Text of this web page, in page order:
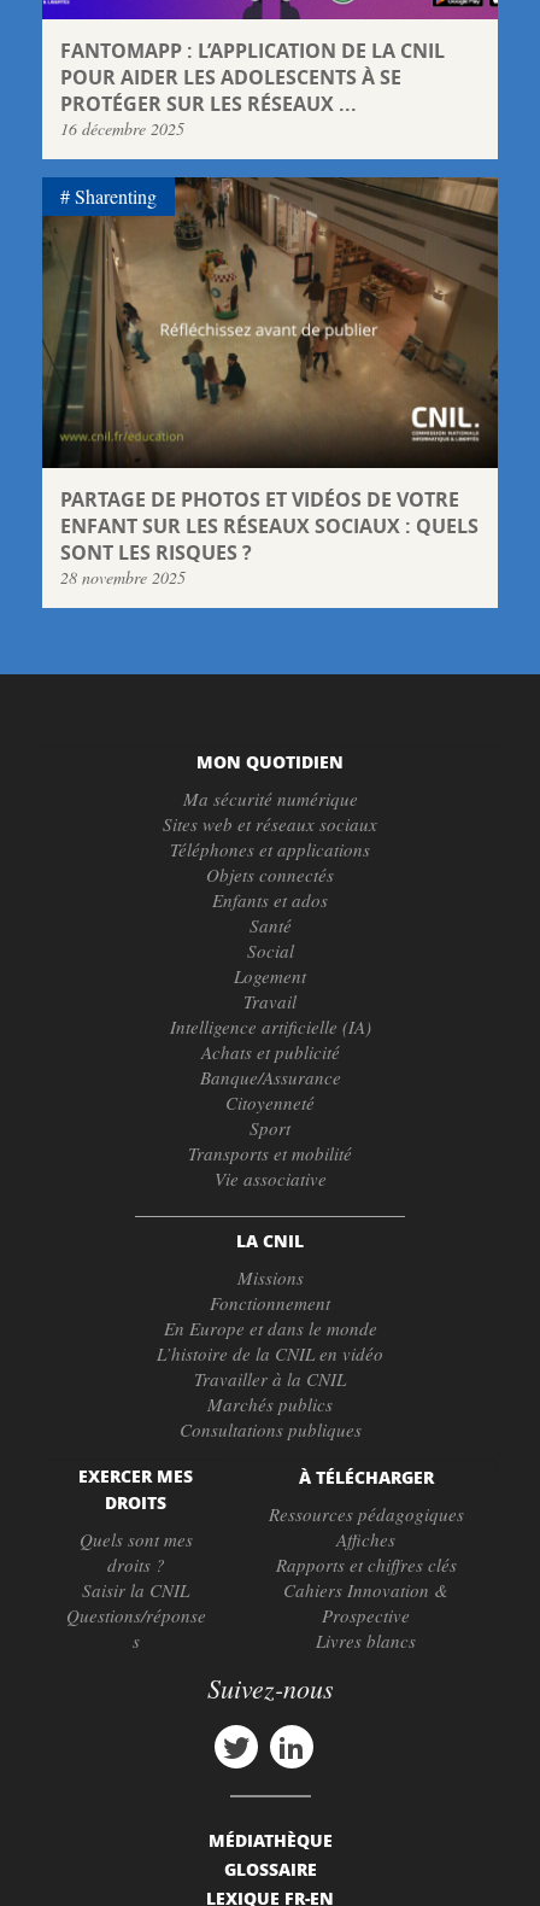
FANTOMAPP : L’APPLICATION DE LA CNIL
POUR AIDER LES ADOLESCENTS À SE
PROTÉGER SUR LES RÉSEAUX ...
16 décembre 2025
PARTAGE DE PHOTOS ET VIDÉOS DE VOTRE
ENFANT SUR LES RÉSEAUX SOCIAUX : QUELS
SONT LES RISQUES ?
28 novembre 2025
Sharenting
MON QUOTIDIEN
Ma sécurité numérique
Sites web et réseaux sociaux
Téléphones et applications
Objets connectés
Enfants et ados
Santé
Social
Logement
Travail
Intelligence artificielle (IA)
Achats et publicité
Banque/Assurance
Citoyenneté
Sport
Transports et mobilité
Vie associative
LA CNIL
Missions
Fonctionnement
En Europe et dans le monde
L’histoire de la CNIL en vidéo
Travailler à la CNIL
Marchés publics
Consultations publiques
EXERCER MES
DROITS
Quels sont mes
droits ?
Saisir la CNIL
Questions/réponse
s
À TÉLÉCHARGER
Ressources pédagogiques
Affiches
Rapports et chiffres clés
Cahiers Innovation &
Prospective
Livres blancs
Suivez-nous
MÉDIATHÈQUE
GLOSSAIRE
LEXIQUE FR-EN